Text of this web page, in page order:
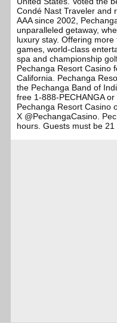
Condé Nast Traveler and
AAA since 2002,
unparalleled getaway,
luxury stay. Offering
games, world-class
spa and championship
Pechanga Resort Casino
California. Pechanga
the Pechanga Band of
free 1-888-PECHANGA
Pechanga Resort Casino
X @PechangaCasino.
hours. Guests must be